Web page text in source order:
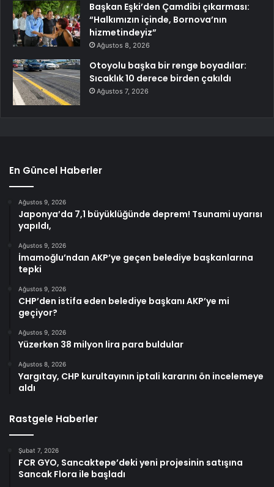
Başkan Eşki’den Çamdibi çıkarması:
“Halkımızın içinde, Bornova’nın
hizmetindeyiz”
Ağustos 8, 2026
Otoyolu başka bir renge boyadılar:
Sıcaklık 10 derece birden çakıldı
Ağustos 7, 2026
En Güncel Haberler
Ağustos 9, 2026
Japonya’da 7,1 büyüklüğünde deprem! Tsunami uyarısı
yapıldı,
Ağustos 9, 2026
İmamoğlu’ndan AKP’ye geçen belediye başkanlarına
tepki
Ağustos 9, 2026
CHP’den istifa eden belediye başkanı AKP’ye mi
geçiyor?
Ağustos 9, 2026
Yüzerken 38 milyon lira para buldular
Ağustos 8, 2026
Yargıtay, CHP kurultayının iptali kararını ön incelemeye
aldı
Rastgele Haberler
Şubat 7, 2026
FCR GYO, Sancaktepe’deki yeni projesinin satışına
Sancak Flora ile başladı